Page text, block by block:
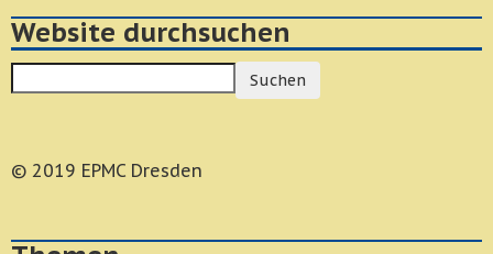
Website durchsuchen
Suchen
© 2019 EPMC Dresden